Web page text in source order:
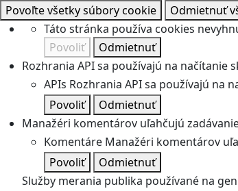
Povoľte všetky súbory cookie
Odmietnuť
Táto stránka používa cookies
Povoliť
Odmietnuť
Rozhrania API sa používajú na načítanie
APIs Rozhrania API sa používajú na
Povoliť
Odmietnuť
Manažéri komentárov uľahčujú
Komentáre Manažéri komentárov
Povoliť
Odmietnuť
Služby merania publika používané na